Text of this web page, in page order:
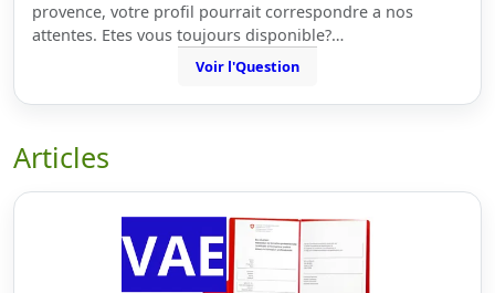
provence, votre profil pourrait correspondre a nos
attentes. Etes vous toujours disponible?…
Voir l'Question
Articles